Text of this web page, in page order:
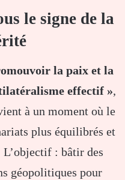
le signe de la
la paix et la
effectif »,
à un moment où le
plus équilibrés et
L’objectif : bâtir des
géopolitiques pour